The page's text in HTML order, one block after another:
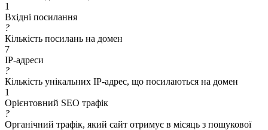
1
Вхідні посилання
?
Кількість посилань на домен
7
IP-адреси
?
Кількість унікальних IP-адрес, що посилаються на домен
1
Орієнтовний SEO трафік
?
Органічний трафік, який сайт отримує в місяць з пошукової